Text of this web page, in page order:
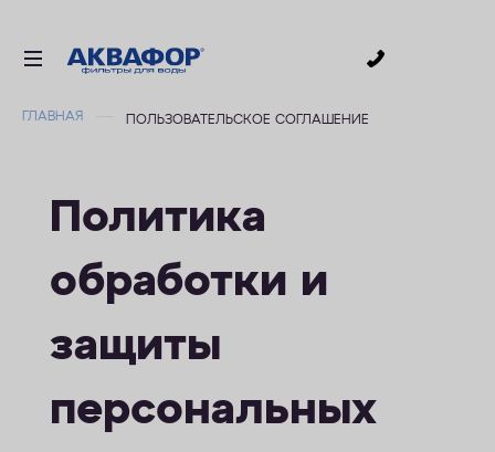
ДЛЯ ВАННОЙ
ДЛЯ БИЗНЕСА
ГЛАВНАЯ ПОЛЬЗОВАТЕЛЬСКОЕ СОГЛАШЕНИЕ
Политика
обработки и
защиты
персональных